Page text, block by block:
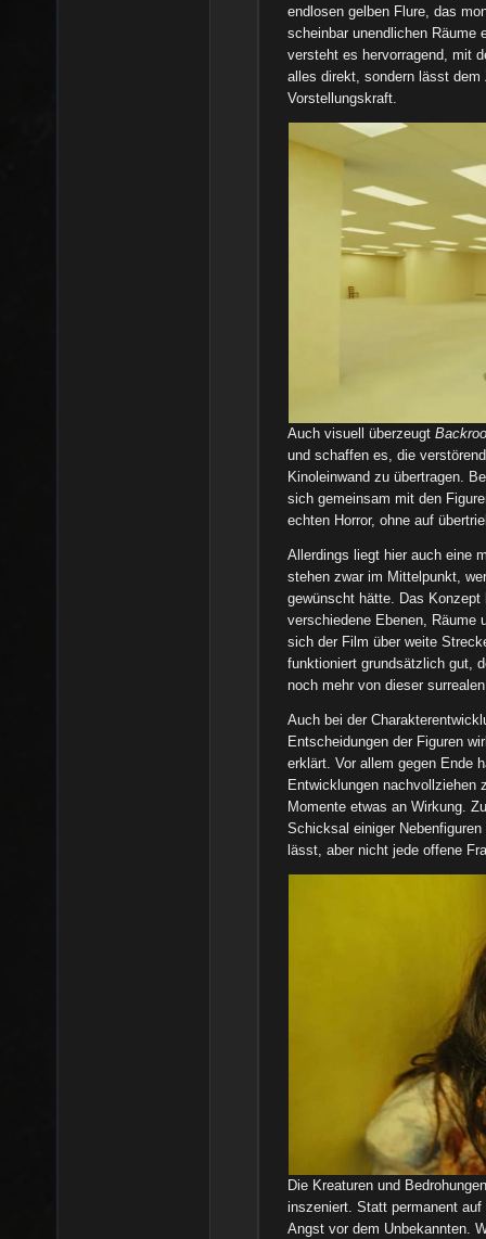
endlosen gelben Flure, das
scheinbar unendlichen Räume
versteht es hervorragend, mit
alles direkt, sondern lässt dem
Vorstellungskraft.
Auch visuell überzeugt
und schaffen es, die
Kinoleinwand zu übertragen.
sich gemeinsam mit den
echten Horror, ohne auf
Allerdings liegt hier auch eine
stehen zwar im Mittelpunkt,
gewünscht hätte. Das
verschiedene Ebenen, Räume
sich der Film über weite
funktioniert grundsätzlich gut,
noch mehr von dieser
Auch bei der
Entscheidungen der Figuren
erklärt. Vor allem gegen Ende
Entwicklungen nachvollziehen
Momente etwas an Wirkung.
Schicksal einiger
lässt, aber nicht jede offene
Die Kreaturen und
inszeniert. Statt permanent
Angst vor dem Unbekannten.